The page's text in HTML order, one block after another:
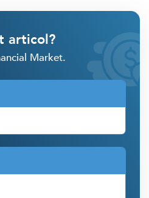
articol?
Market.